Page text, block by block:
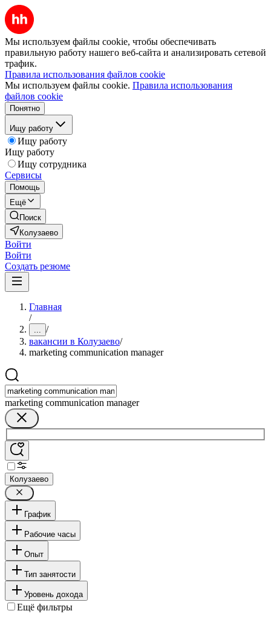
Мы используем файлы cookie, чтобы обеспечивать
правильную работу нашего веб-сайта и анализировать сетевой
трафик.
Правила использования файлов cookie
Мы используем файлы cookie. Правила использования
файлов cookie
Понятно
Ищу работу
Ищу работу
Ищу работу
Ищу сотрудника
Сервисы
Помощь
Ещё
Поиск
Колузаево
Войти
Войти
Создать резюме
Главная
/
... /
вакансии в Колузаево/
marketing communication manager
marketing communication manager
Колузаево
График
Рабочие часы
Опыт
Тип занятости
Уровень дохода
Ещё фильтры